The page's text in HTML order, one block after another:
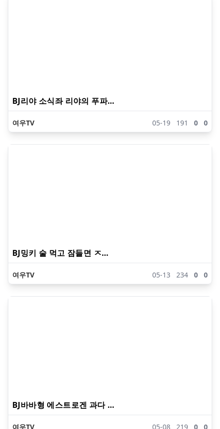
BJ리야 소식좌 리야의 푸파…
여우TV 05-19 191 0 0
BJ밍키 술 먹고 잠들면 ㅈ…
여우TV 05-13 234 0 0
BJ바바형 에스트로겐 과다 …
여우TV 05-08 219 0 0